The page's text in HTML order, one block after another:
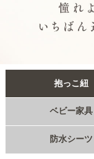
抱っこ紐
ベビー家具
防水シーツ